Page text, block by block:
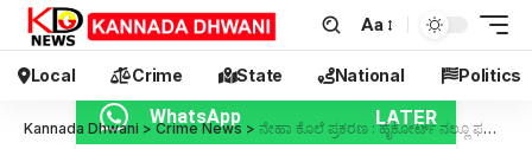
Aa
Local Crime State National Politics
Kannada Dhwani >Crime News > ನೇಹಾ ಕೊಲೆ ಪ್ರಕರಣ : ಹೈಕೋರ್ಟ್ ನಲ್ಲೂ ಫಯಾಜ್ ಜಾಮೀನು ಅರ್ಜಿ ತಿರಸ್ಕೃತ
WhatsApp LATER